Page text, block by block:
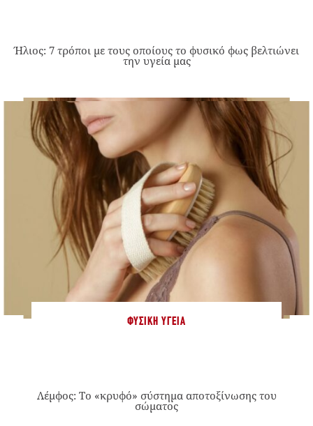
Ήλιος: 7 τρόποι με τους οποίους το φυσικό φως βελτιώνει
την υγεία μας
ΦΥΣΙΚΉ ΥΓΕΊΑ
Λέμφος: Το «κρυφό» σύστημα αποτοξίνωσης του
σώματος